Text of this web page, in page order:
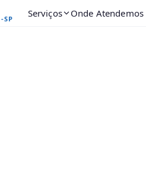
-SP Serviços Onde Atendemos